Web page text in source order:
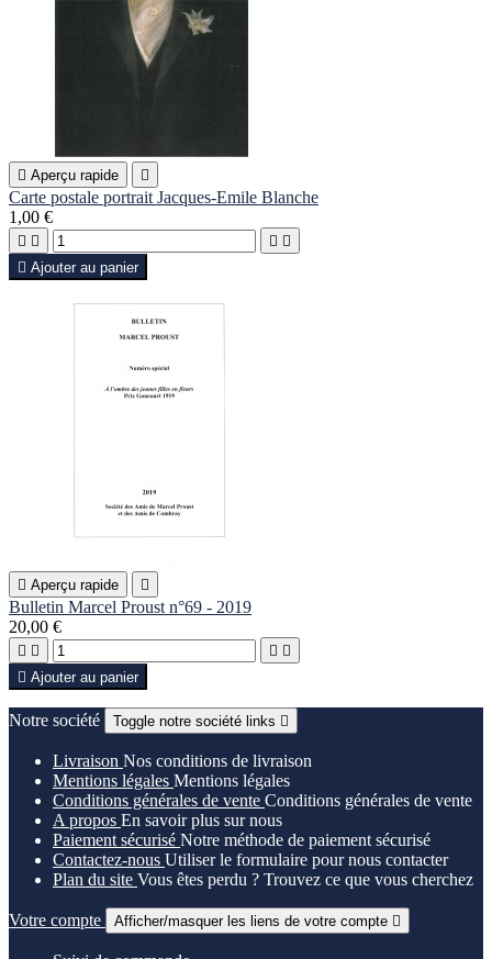
 Aperçu rapide 
Carte postale portrait Jacques-Emile Blanche
1,00 €
   
 Ajouter au panier
 Aperçu rapide 
Bulletin Marcel Proust n°69 - 2019
20,00 €
   
 Ajouter au panier
Notre société Toggle notre société links 
Livraison Nos conditions de livraison
Mentions légales Mentions légales
Conditions générales de vente Conditions générales de vente
A propos En savoir plus sur nous
Paiement sécurisé Notre méthode de paiement sécurisé
Contactez-nous Utiliser le formulaire pour nous contacter
Plan du site Vous êtes perdu ? Trouvez ce que vous cherchez
Votre compte Afficher/masquer les liens de votre compte 